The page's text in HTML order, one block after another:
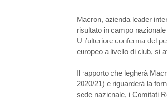
Macron, azienda leader
risultato in campo
Un’ulteriore conferma del
europeo a livello di club, si
Il rapporto che legherà
2020/21) e riguarderà la
sede nazionale, i Comitati